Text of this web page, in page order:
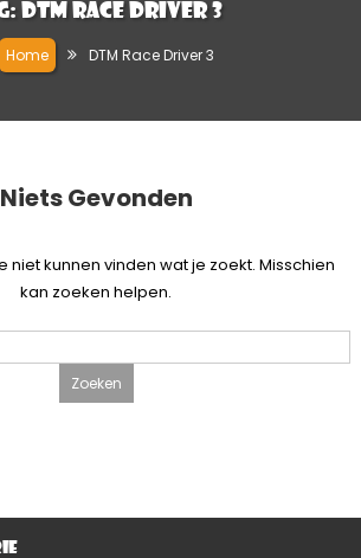
DTM Race Driver 3
Home DTM Race Driver 3
Niets Gevonden
niet kunnen vinden wat je zoekt. Misschien
kan zoeken helpen.